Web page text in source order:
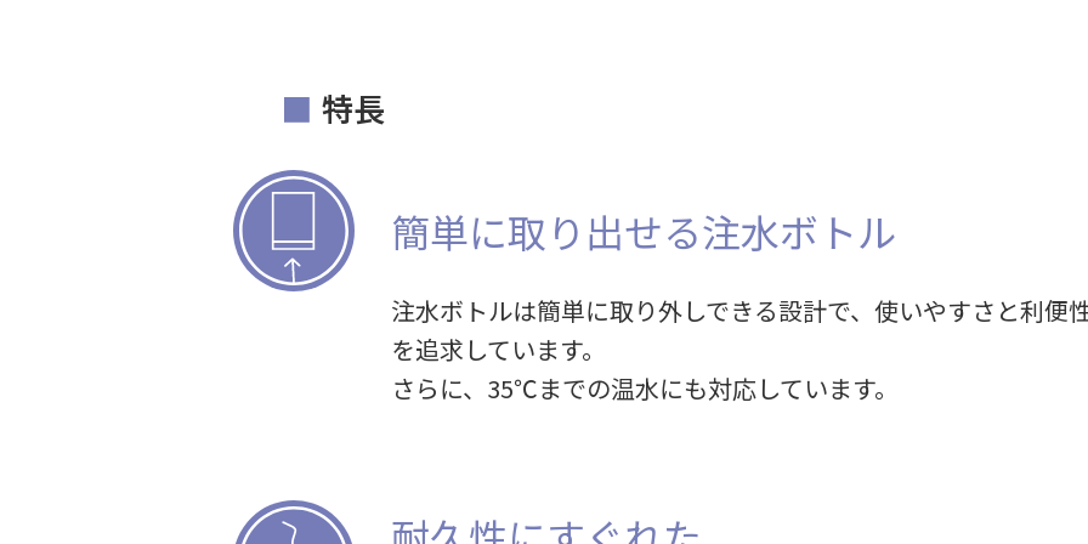
特長
簡単に取り出せる注水ボトル
注水ボトルは簡単に取り外しできる設計で、使いやすさと利便
を追求しています。
さらに、35℃までの温水にも対応しています。